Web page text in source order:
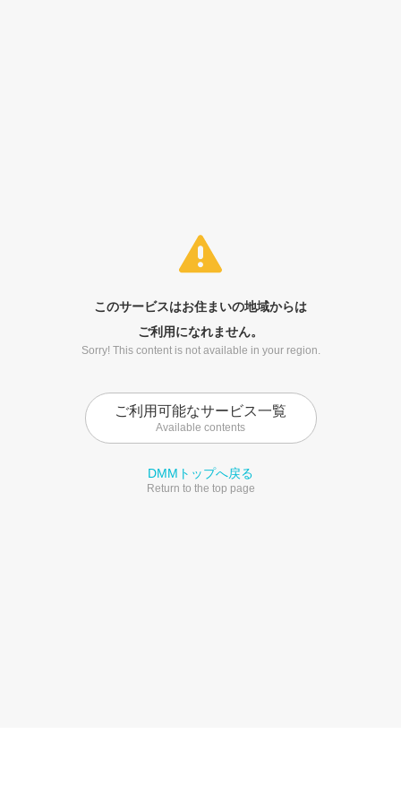
このサービスはお住まいの地域からは
ご利用になれません。
Sorry! This content is not available in your region.
ご利用可能なサービス一覧
Available contents
DMMトップへ戻る
Return to the top page